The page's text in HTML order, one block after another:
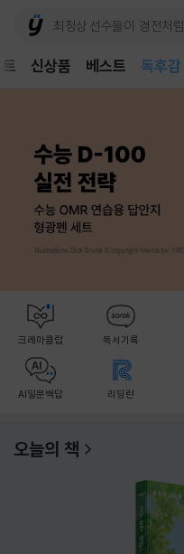
신상품 베스트
어린이
독후감
어린이
크레마클럽 독서기록
AI일문백답 리딩런
오늘의 책